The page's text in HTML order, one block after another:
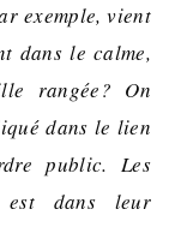
exemple, vient
dans le calme,
rangée? On
dans le lien
public. Les
dans leur